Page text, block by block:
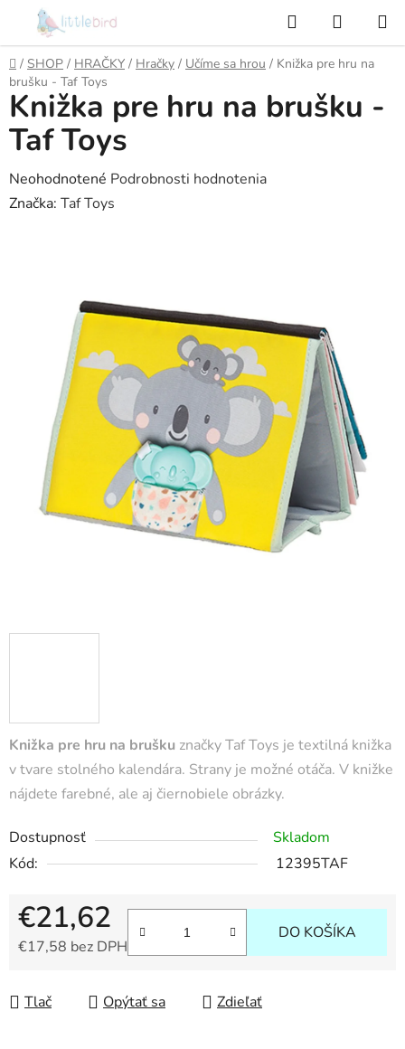
obsah
Hľadať
KOŠÍK
Domov
/ SHOP / HRAČKY / Hračky / Učíme sa hrou / Knižka pre hru na
brušku - Taf Toys
Knižka pre hru na brušku značky Taf Toys je textilná knižka
v tvare stolného kalendára. Strany je možné otáča. V knižke
nájdete farebné, ale aj čiernobiele obrázky.
Dostupnosť
Skladom
Kód:
12395TAF
€21,62
€17,58 bez DPH
DO KOŠÍKA
Tlač Opýtať sa Zdieľať
Knižka pre hru na brušku -
Taf Toys
Priemerné
hodnotenie
hviezdičiek.
Neohodnotené Podrobnosti hodnotenia
Značka: Taf Toys